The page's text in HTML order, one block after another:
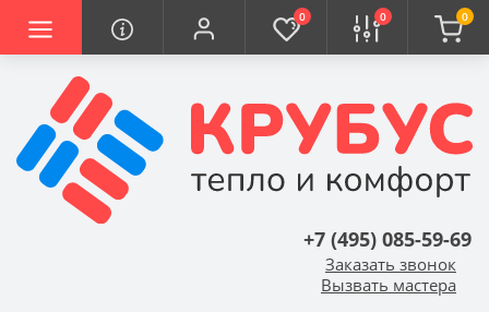
0 0 0
+7 (495) 085-59-69
Заказать звонок
Вызвать мастера